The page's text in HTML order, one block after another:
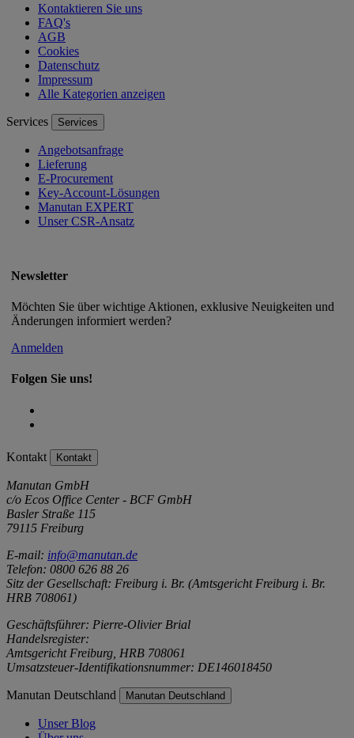
Kontaktieren Sie uns
FAQ's
AGB
Cookies
Datenschutz
Impressum
Alle Kategorien anzeigen
Services Services
Angebotsanfrage
Lieferung
E-Procurement
Key-Account-Lösungen
Manutan EXPERT
Unser CSR-Ansatz
Newsletter
Möchten Sie über wichtige Aktionen, exklusive Neuigkeiten und
Änderungen informiert werden?
Anmelden
Folgen Sie uns!
Kontakt Kontakt
Manutan GmbH
c/o Ecos Office Center - BCF GmbH
Basler Straße 115
79115 Freiburg
E-mail: info@manutan.de
Telefon: 0800 626 88 26
Sitz der Gesellschaft: Freiburg i. Br. (Amtsgericht Freiburg i. Br.
HRB 708061)
Geschäftsführer: Pierre-Olivier Brial
Handelsregister:
Amtsgericht Freiburg, HRB 708061
Umsatzsteuer-Identifikationsnummer: DE146018450
Manutan Deutschland Manutan Deutschland
Unser Blog